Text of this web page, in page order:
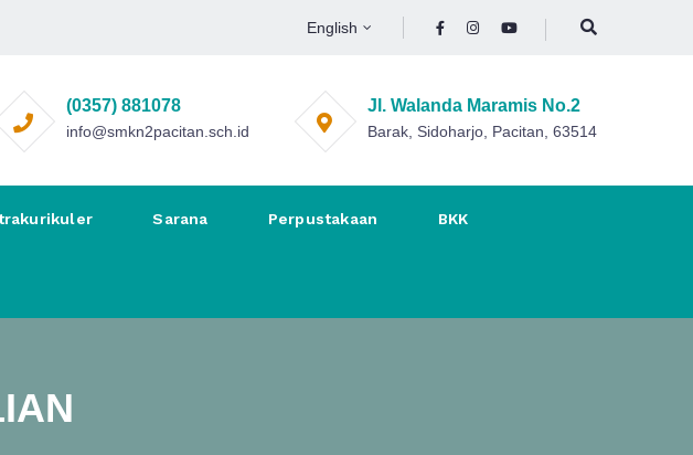
English
(0357) 881078
info@smkn2pacitan.sch.id
Jl. Walanda Maramis No.2
Barak, Sidoharjo, Pacitan, 63514
Sarana Perpustakaan BKK